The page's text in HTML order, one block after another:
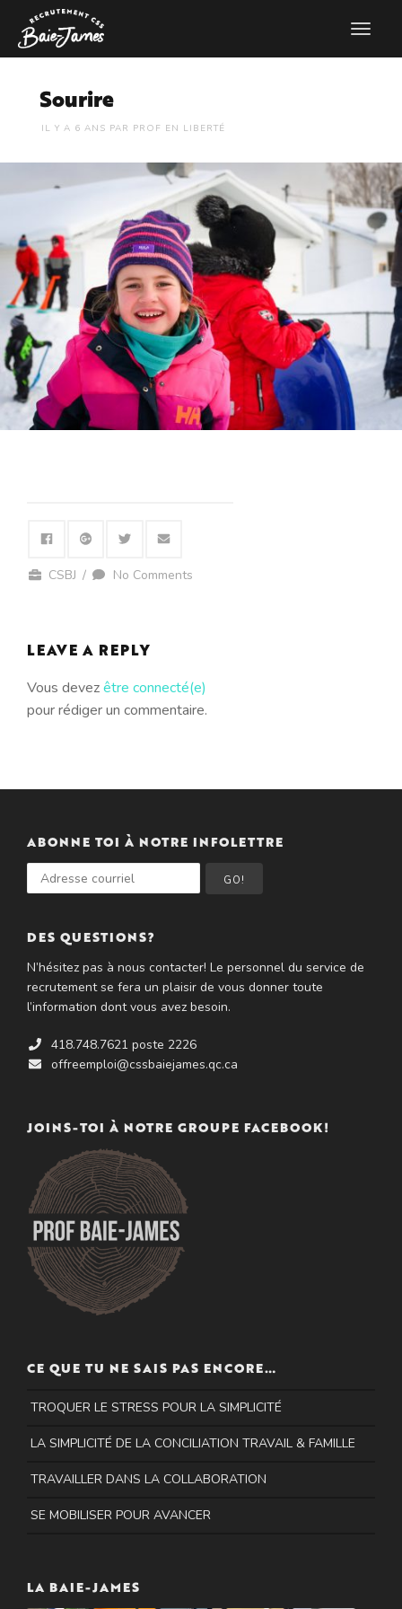
Sourire
6 ANS PAR PROF EN LIBERTÉ
CSBJ / No Comments
LEAVE A REPLY
Vous devezêtre connecté(e)
pour rédiger un commentaire.
ABONNE TOI À NOTRE INFOLETTRE
GO!
DES QUESTIONS?
N’hésitez pas à nous contacter! Le personnel du service de
recrutement se fera un plaisir de vous donner toute
l’information dont vous avez besoin.
418.748.7621 poste 2226
offreemploi@cssbaiejames.qc.ca
JOINS-TOI À NOTRE GROUPE FACEBOOK!
CE QUE TU NE SAIS PAS ENCORE…
TROQUER LE STRESS POUR LA SIMPLICITÉ
LA SIMPLICITÉ DE LA CONCILIATION TRAVAIL & FAMILLE
TRAVAILLER DANS LA COLLABORATION
SE MOBILISER POUR AVANCER
LA BAIE-JAMES